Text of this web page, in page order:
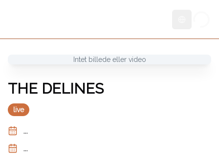
Intet billede eller video
THE DELINES
live
...
...